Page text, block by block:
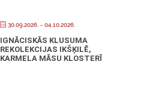
30.09.2026. - 04.10.2026.
IGNĀCISKĀS KLUSUMA
REKOLEKCIJAS IKŠĶILĒ,
KARMELA MĀSU KLOSTERĪ